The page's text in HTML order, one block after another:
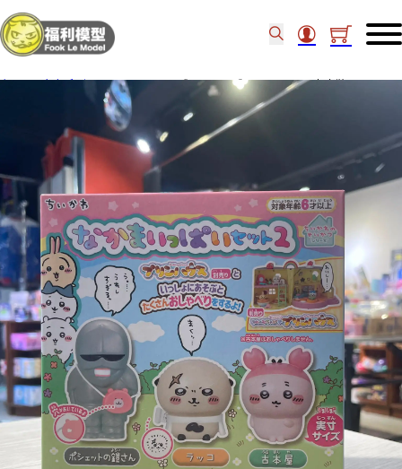
Chiikawa 《CHIIKAWA》CHIIKAWA 朋友套裝2 81863